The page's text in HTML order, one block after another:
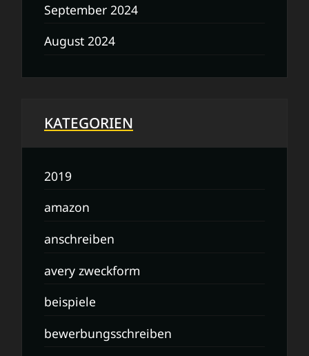
September 2024
August 2024
KATEGORIEN
2019
amazon
anschreiben
avery zweckform
beispiele
bewerbungsschreiben